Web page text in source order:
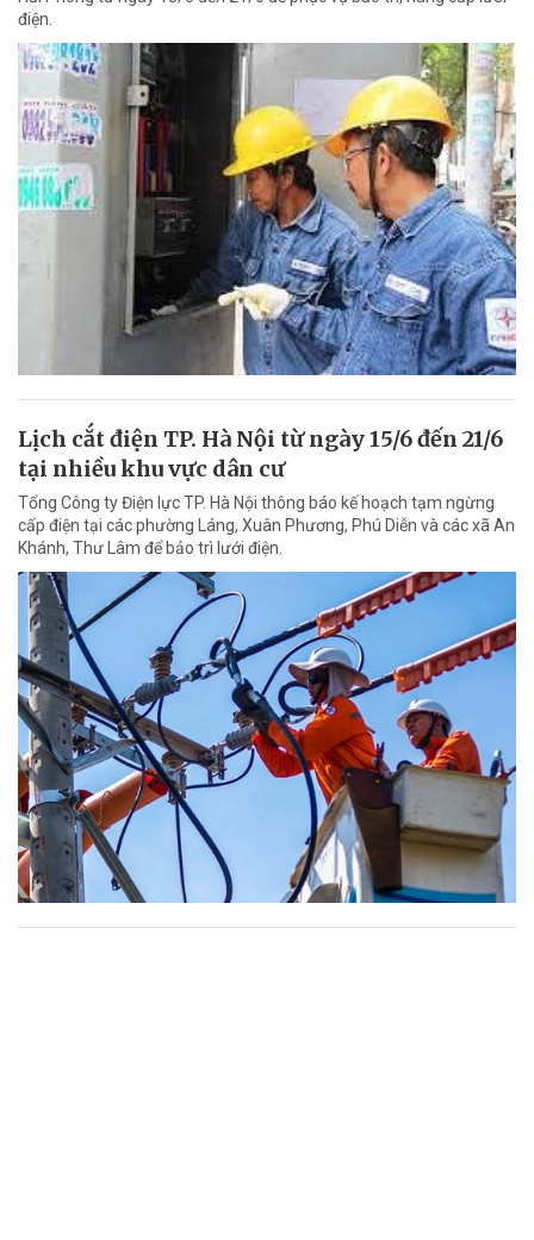
điện.
Lịch cắt điện TP. Hà Nội từ ngày 15/6 đến 21/6
tại nhiều khu vực dân cư
Tổng Công ty Điện lực TP. Hà Nội thông báo kế hoạch tạm ngừng
cấp điện tại các phường Láng, Xuân Phương, Phú Diễn và các xã An
Khánh, Thư Lâm để bảo trì lưới điện.